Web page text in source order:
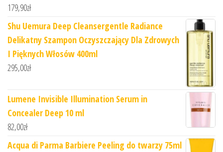
179,90zł
Shu Uemura Deep Cleansergentle Radiance
Delikatny Szampon Oczyszczający Dla Zdrowych
I Pięknych Włosów 400ml
295,00zł
Lumene Invisible Illumination Serum in
Concealer Deep 10 ml
82,00zł
Acqua di Parma Barbiere Peeling do twarzy 75ml